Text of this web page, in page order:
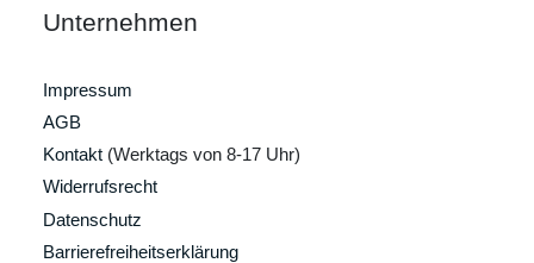
Unternehmen
Impressum
AGB
Kontakt (Werktags von 8-17 Uhr)
Widerrufsrecht
Datenschutz
Barrierefreiheitserklärung